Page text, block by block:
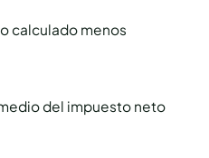
calculado menos
del impuesto neto